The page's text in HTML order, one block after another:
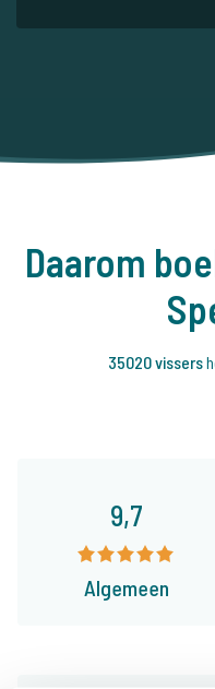
Daarom
35020 vissers
9,7
Algemeen